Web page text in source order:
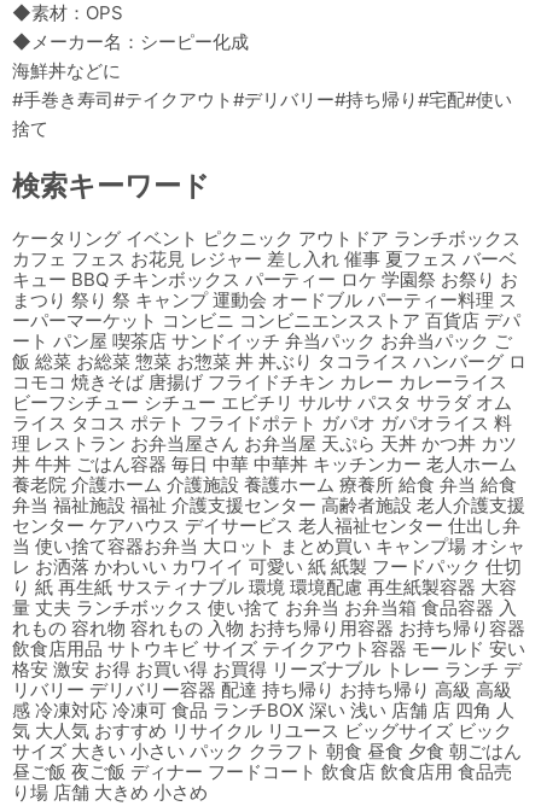
◆素材：OPS
◆メーカー名：シーピー化成
海鮮丼などに
#手巻き寿司#テイクアウト#デリバリー#持ち帰り#宅配#使い
捨て
検索キーワード
ケータリング イベント ピクニック アウトドア ランチボックス
カフェ フェス お花見 レジャー 差し入れ 催事 夏フェス バーベ
キュー BBQ チキンボックス パーティー ロケ 学園祭 お祭り お
まつり 祭り 祭 キャンプ 運動会 オードブル パーティー料理 ス
ーパーマーケット コンビニ コンビニエンスストア 百貨店 デパ
ート パン屋 喫茶店 サンドイッチ 弁当パック お弁当パック ご
飯 総菜 お総菜 惣菜 お惣菜 丼 丼ぶり タコライス ハンバーグ ロ
コモコ 焼きそば 唐揚げ フライドチキン カレー カレーライス
ビーフシチュー シチュー エビチリ サルサ パスタ サラダ オム
ライス タコス ポテト フライドポテト ガパオ ガパオライス 料
理 レストラン お弁当屋さん お弁当屋 天ぷら 天丼 かつ丼 カツ
丼 牛丼 ごはん容器 毎日 中華 中華丼 キッチンカー 老人ホーム
養老院 介護ホーム 介護施設 養護ホーム 療養所 給食 弁当 給食
弁当 福祉施設 福祉 介護支援センター 高齢者施設 老人介護支援
センター ケアハウス デイサービス 老人福祉センター 仕出し弁
当 使い捨て容器お弁当 大ロット まとめ買い キャンプ場 オシャ
レ お洒落 かわいい カワイイ 可愛い 紙 紙製 フードパック 仕切
り 紙 再生紙 サスティナブル 環境 環境配慮 再生紙製容器 大容
量 丈夫 ランチボックス 使い捨て お弁当 お弁当箱 食品容器 入
れもの 容れ物 容れもの 入物 お持ち帰り用容器 お持ち帰り容器
飲食店用品 サトウキビ サイズ テイクアウト容器 モールド 安い
格安 激安 お得 お買い得 お買得 リーズナブル トレー ランチ デ
リバリー デリバリー容器 配達 持ち帰り お持ち帰り 高級 高級
感 冷凍対応 冷凍可 食品 ランチBOX 深い 浅い 店舗 店 四角 人
気 大人気 おすすめ リサイクル リユース ビッグサイズ ビック
サイズ 大きい 小さい パック クラフト 朝食 昼食 夕食 朝ごはん
昼ご飯 夜ご飯 ディナー フードコート 飲食店 飲食店用 食品売
り場 店舗 大きめ 小さめ